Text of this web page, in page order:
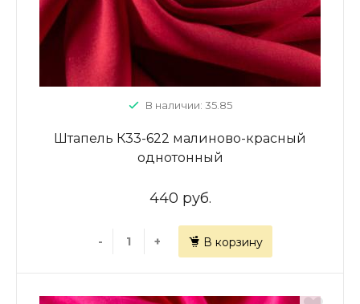
В наличии: 35.85
Штапель К33-622 малиново-красный
однотонный
440 руб.
- + В корзину